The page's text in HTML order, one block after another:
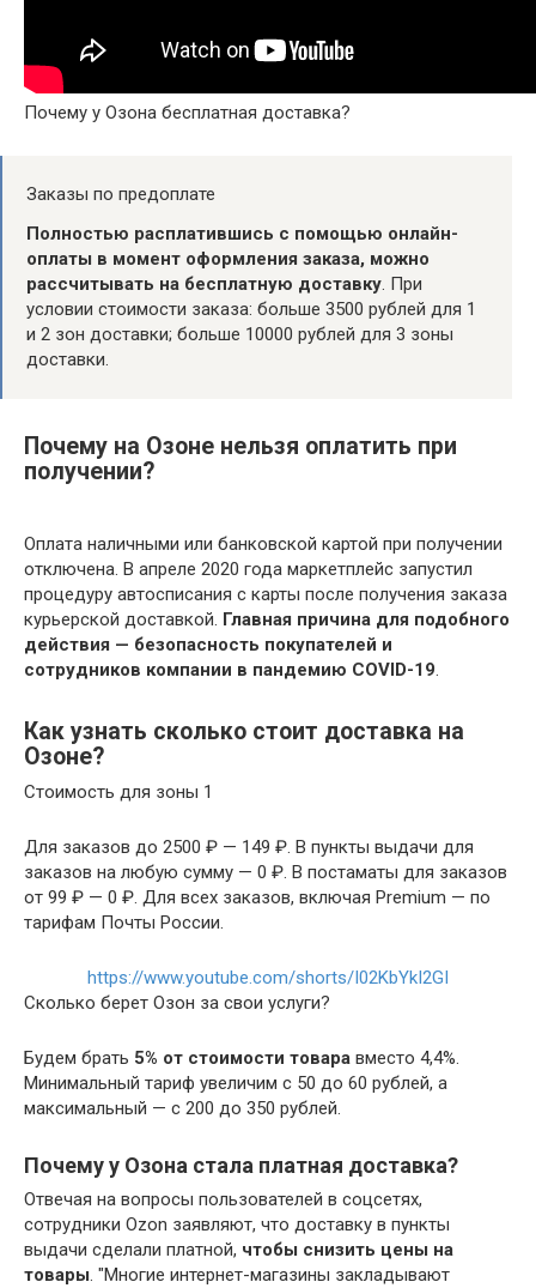
Почему у Озона бесплатная доставка?
Заказы по предоплате
Полностью расплатившись с помощью онлайн-
оплаты в момент оформления заказа, можно
рассчитывать на бесплатную доставку. При
условии стоимости заказа: больше 3500 рублей для 1
и 2 зон доставки; больше 10000 рублей для 3 зоны
доставки.
Почему на Озоне нельзя оплатить при
получении?
Оплата наличными или банковской картой при получении
отключена. В апреле 2020 года маркетплейс запустил
процедуру автосписания с карты после получения заказа
курьерской доставкой. Главная причина для подобного
действия — безопасность покупателей и
сотрудников компании в пандемию COVID-19.
Как узнать сколько стоит доставка на
Озоне?
Стоимость для зоны 1
Для заказов до 2500 ₽ — 149 ₽. В пункты выдачи для
заказов на любую сумму — 0 ₽. В постаматы для заказов
от 99 ₽ — 0 ₽. Для всех заказов, включая Premium — по
тарифам Почты России.
https://www.youtube.com/shorts/I02KbYkI2GI
Сколько берет Озон за свои услуги?
Будем брать 5% от стоимости товара вместо 4,4%.
Минимальный тариф увеличим с 50 до 60 рублей, а
максимальный — с 200 до 350 рублей.
Почему у Озона стала платная доставка?
Отвечая на вопросы пользователей в соцсетях,
сотрудники Ozon заявляют, что доставку в пункты
выдачи сделали платной, чтобы снизить цены на
товары. "Многие интернет-магазины закладывают